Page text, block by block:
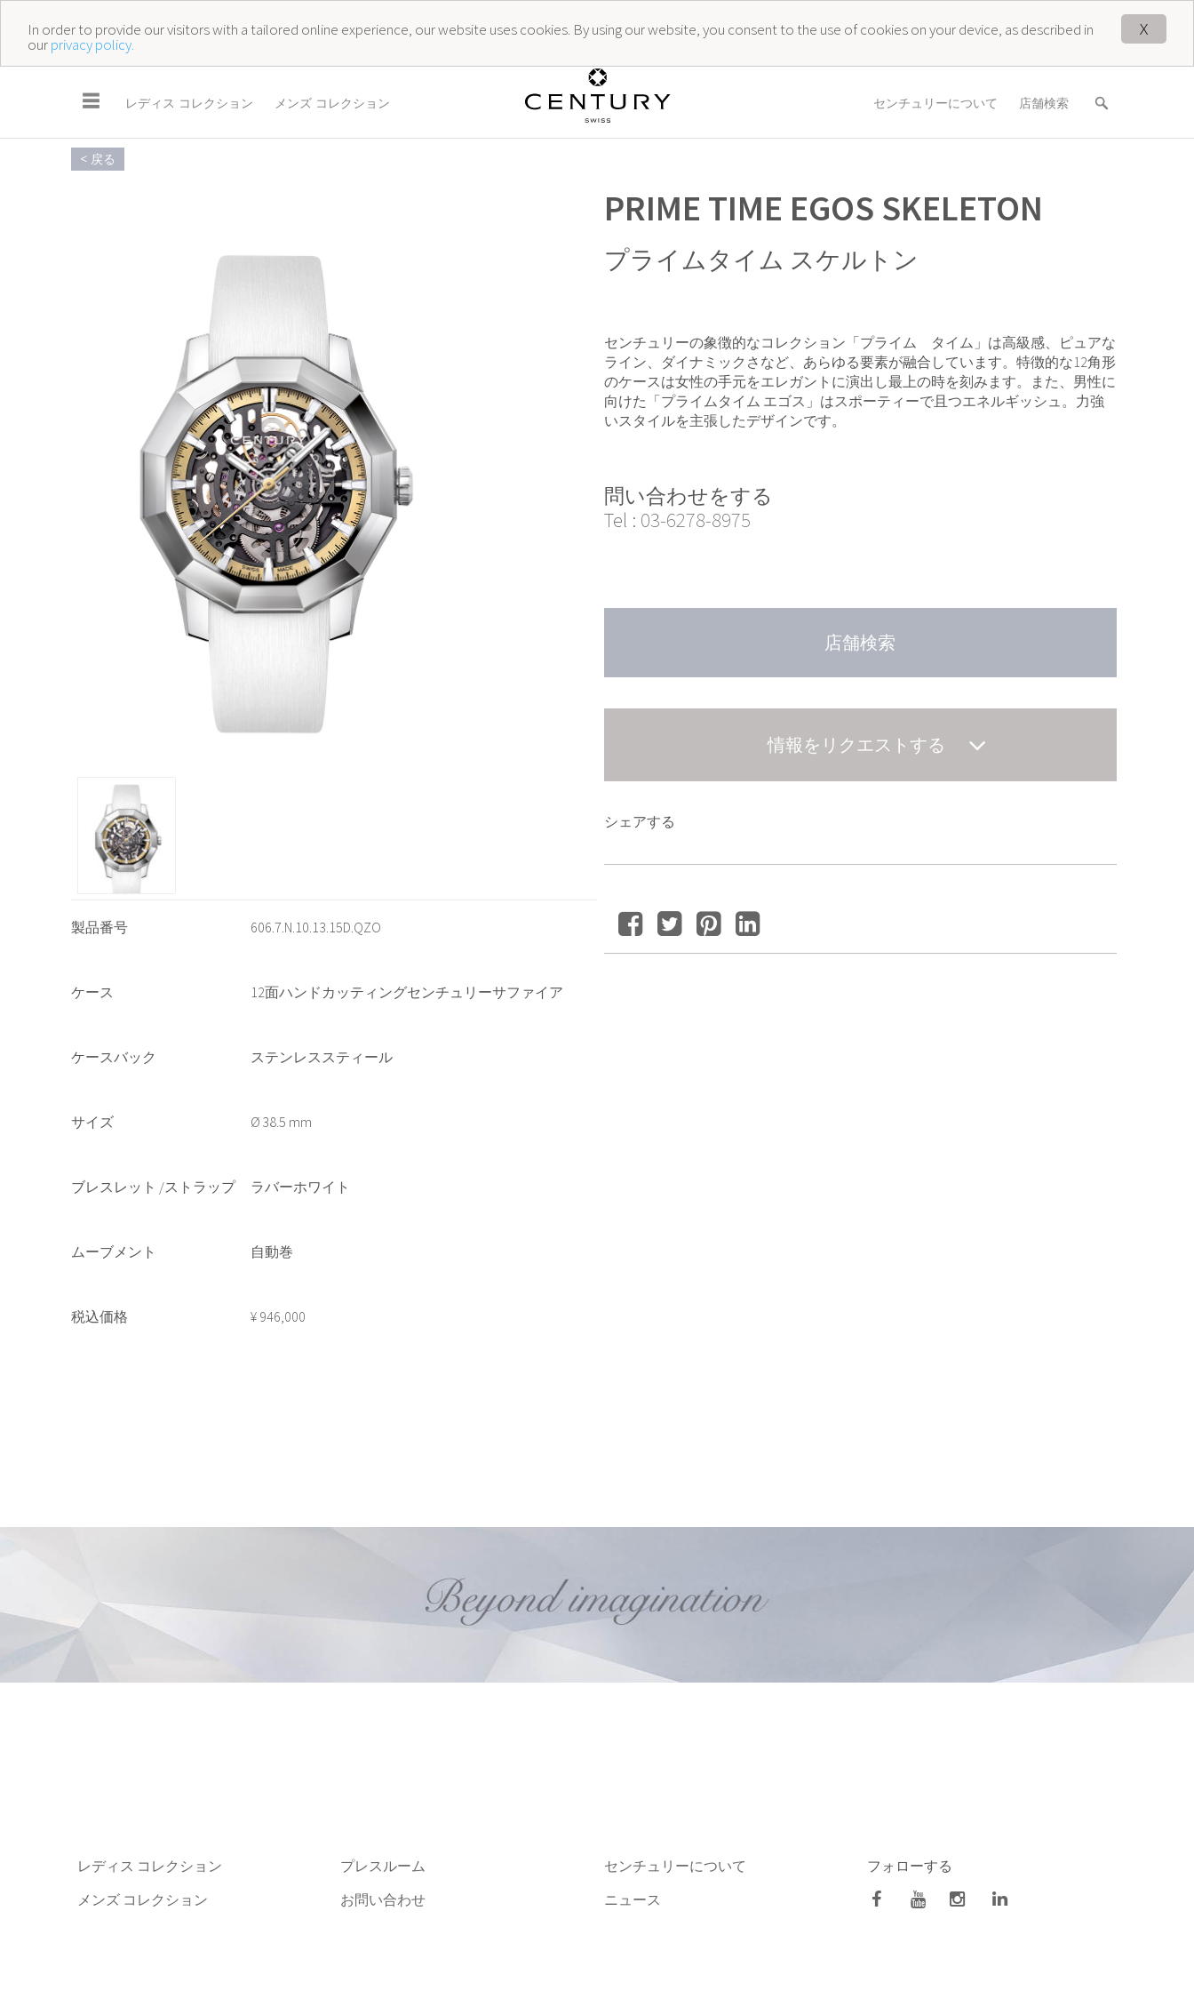
X
In order to provide our visitors with a tailored online experience, our website uses cookies. By using our website, you consent to the use of cookies on your device, as described in
ourprivacy policy.
☰ レディス コレクション メンズ コレクション センチュリーについて 店舗検索
< 戻る
製品番号 606.7.N.10.13.15D.QZO
ケース 12面ハンドカッティングセンチュリーサファイア
ケースバック ステンレススティール
サイズ 38.5 mm
ブレスレット /ストラップ ラバーホワイト
ムーブメント 自動巻
税込価格 ¥ 946,000
PRIME TIME EGOS SKELETON
プライムタイム スケルトン
センチュリーの象徴的なコレクション「プライム タイム」は高級感、ピュアな
ライン、ダイナミックさなど、あらゆる要素が融合しています。特徴的な12角形
のケースは女性の手元をエレガントに演出し最上の時を刻みます。また、男性に
向けた「プライムタイム エゴス」はスポーティーで且つエネルギッシュ。力強
いスタイルを主張したデザインです。
問い合わせをする
Tel : 03-6278-8975
店舗検索
情報をリクエストする
シェアする
レディス コレクション
メンズ コレクション
プレスルーム
お問い合わせ
センチュリーについて
ニュース
フォローする
facebookYoutubeInstagram